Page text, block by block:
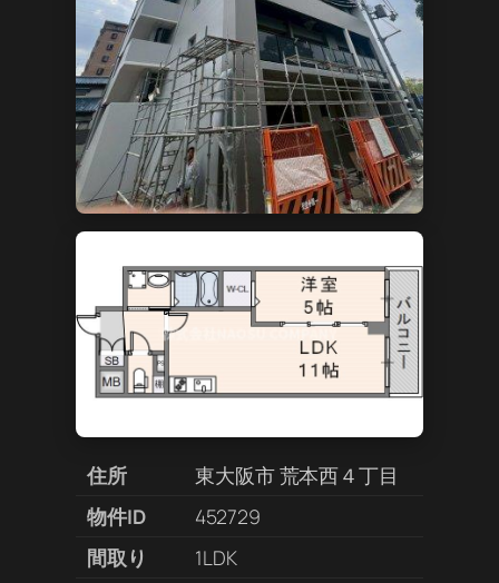
住所
東大阪市 荒本西４丁目
物件ID
452729
間取り
1LDK